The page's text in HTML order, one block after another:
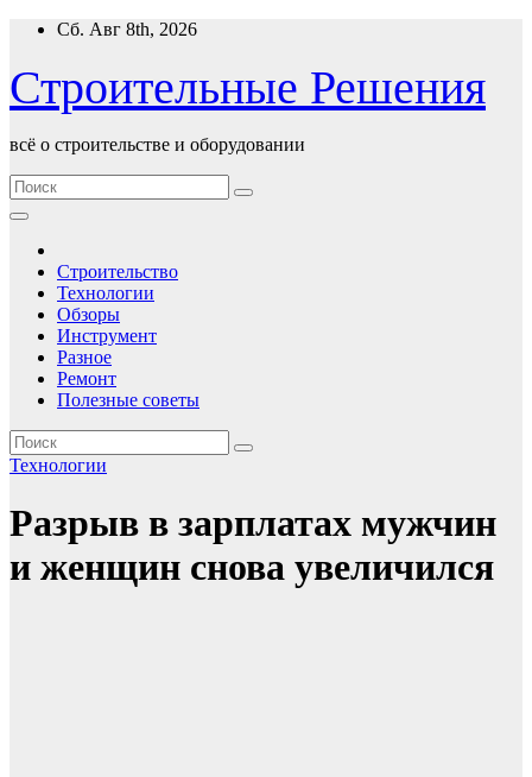
Перейти
содержимому
Сб. Авг 8th, 2026
Строительные Решения
всё о строительстве и оборудовании
Строительство
Технологии
Обзоры
Инструмент
Разное
Ремонт
Полезные советы
Технологии
Разрыв в зарплатах мужчин
и женщин снова увеличился